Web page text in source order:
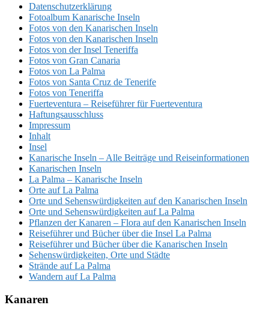
Datenschutzerklärung
Fotoalbum Kanarische Inseln
Fotos von den Kanarischen Inseln
Fotos von den Kanarischen Inseln
Fotos von der Insel Teneriffa
Fotos von Gran Canaria
Fotos von La Palma
Fotos von Santa Cruz de Tenerife
Fotos von Teneriffa
Fuerteventura – Reiseführer für Fuerteventura
Haftungsausschluss
Impressum
Inhalt
Insel
Kanarische Inseln – Alle Beiträge und Reiseinformationen
Kanarischen Inseln
La Palma – Kanarische Inseln
Orte auf La Palma
Orte und Sehenswürdigkeiten auf den Kanarischen Inseln
Orte und Sehenswürdigkeiten auf La Palma
Pflanzen der Kanaren – Flora auf den Kanarischen Inseln
Reiseführer und Bücher über die Insel La Palma
Reiseführer und Bücher über die Kanarischen Inseln
Sehenswürdigkeiten, Orte und Städte
Strände auf La Palma
Wandern auf La Palma
Kanaren